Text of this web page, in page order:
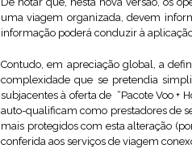
uma viagem organizada, devem
informação poderá conduzir à
Contudo, em apreciação global, a
complexidade que se pretendia
subjacentes à oferta de “Pacote Voo +
auto-qualificam como prestadores de
mais protegidos com esta alteração
conferida aos serviços de viagem